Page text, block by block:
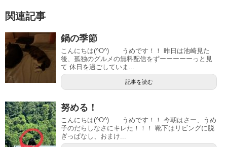
関連記事
鍋の季節
こんにちは(^O^) うめです！！ 昨日は池崎見た
後、孤独のグルメの無料配信をずーーーーーっと見
て 休日を過ごしていま...
記事を読む
努める！
こんにちは(^O^) うめです！！ 今朝はさー、うめ
子のだらしなさにキレた！！！ 靴下はリビングに脱
ぎっぱなし、おまけ...